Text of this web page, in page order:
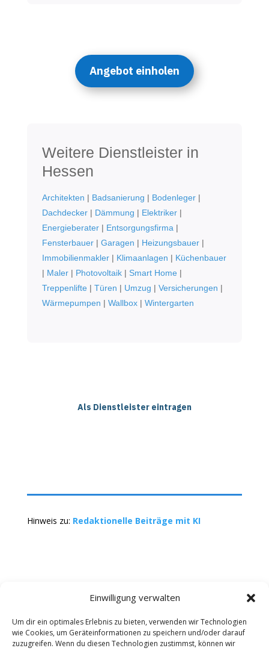
Einwilligung verwalten
Um dir ein optimales Erlebnis zu bieten, verwenden wir Technologien
wie Cookies, um Geräteinformationen zu speichern und/oder darauf
zuzugreifen. Wenn du diesen Technologien zustimmst, können wir
Angebot einholen
Weitere Dienstleister in
Hessen
Architekten | Badsanierung | Bodenleger|
Dachdecker| Dämmung | Elektriker|
Energieberater| Entsorgungsfirma |
Fensterbauer| Garagen | Heizungsbauer|
Immobilienmakler| Klimaanlagen | Küchenbauer
| Maler| Photovoltaik| Smart Home|
Treppenlifte| Türen | Umzug | Versicherungen |
Wärmepumpen | Wallbox| Wintergarten
Als Dienstleister eintragen
Hinweis zu: Redaktionelle Beiträge mit KI
Kontakt Impressum
Datenschutz